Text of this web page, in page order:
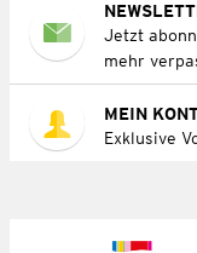
Jetzt
mehr
MEIN
Exklusive